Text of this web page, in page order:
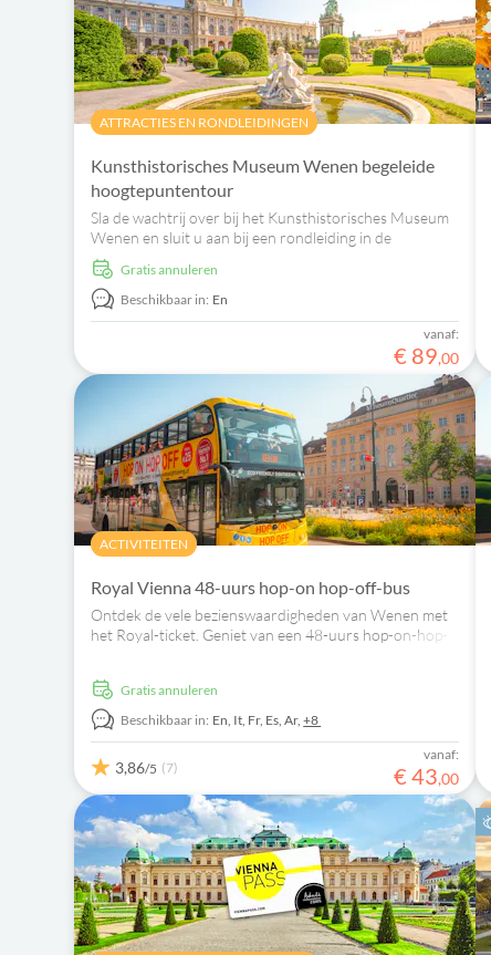
ATTRACTIES EN RONDLEIDINGEN
Kunsthistorisches Museum Wenen begeleide
hoogtepuntentour
Sla de wachtrij over bij het Kunsthistorisches Museum
Wenen en sluit u aan bij een rondleiding in de
Gemäldegalerie en de Kunstkammer, langs
meesterwerken van kunstenaars als Breugel en
Rubens.
Gratis annuleren
Beschikbaar in: En
vanaf:
€ 89,00
ACTIVITEITEN
Royal Vienna 48-uurs hop-on hop-off-bus
Ontdek de vele bezienswaardigheden van Wenen met
het Royal-ticket. Geniet van een 48-uurs hop-on-hop-
Gratis annuleren
Beschikbaar in: En, It, Fr, Es,Ar,+8
3,86/5 (7)
vanaf:
€ 43,00